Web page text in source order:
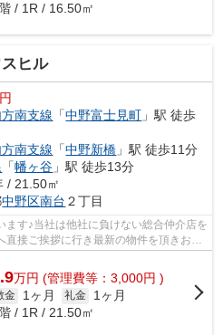
/ 1R / 16.50㎡
ヒル
南支線 「中野富士見町 」駅 徒歩
南支線 「中野新橋 」駅 徒歩11分
「幡ヶ谷 」駅 徒歩13分
/ 21.50㎡
中野区南台 ２丁目
ます♪当社は他社に負けない総合仲介店を
直接ご挨拶に行き最新の物件を頂きお客
万円 (管理費等：3,000円 )
金 1ヶ月 礼金
1ヶ月
/ 1R / 21.50㎡